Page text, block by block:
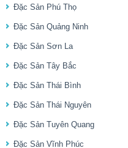
Đặc Sản Phú Thọ
Đặc Sản Quảng Ninh
Đặc Sản Sơn La
Đặc Sản Tây Bắc
Đặc Sản Thái Bình
Đặc Sản Thái Nguyên
Đặc Sản Tuyên Quang
Đặc Sản Vĩnh Phúc